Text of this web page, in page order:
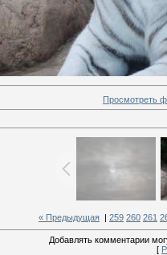
Просмотреть
« Предыдущая 259 260 261
Добавлять комментарии
[